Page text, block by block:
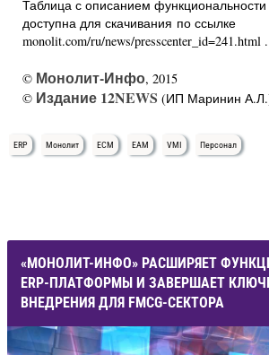
Таблица с описанием
доступна для скачивания по ссылке
monolit.com/ru/news/presscenter_id=241.html .
© Монолит-Инфо, 2015
© Издание 12NEWS (ИП Маринин
ERP Монолит ECM EAM VMI Персонал
«МОНОЛИТ-ИНФО» РАСШИРЯЕТ
ERP-ПЛАТФОРМЫ И ЗАВЕРШАЕТ
ВНЕДРЕНИЯ ДЛЯ FMCG-СЕКТОРА